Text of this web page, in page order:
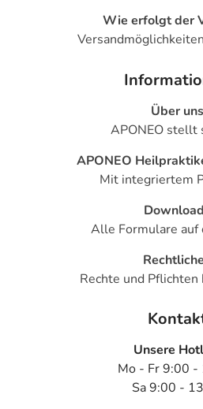
Wie erfolgt der
Über uns
APONEO stellt
APONEO
Mit integriertem
Alle Formulare auf
Rechte und Pflichten
Unsere
Mo - Fr 9:00 -
Sa 9:00 -